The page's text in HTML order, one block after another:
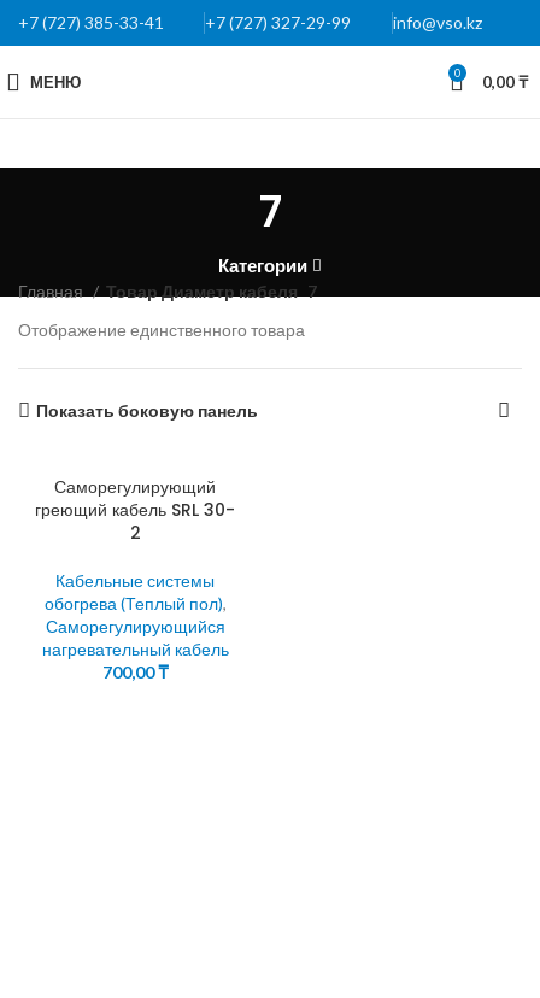
+7 (727) 385-33-41 +7 (727) 327-29-99 info@vso.kz
МЕНЮ 0 0,00₸
7
Категории
Главная Товар Диаметр кабеля 7
Отображение единственного товара
Показать боковую панель
Саморегулирующий
греющий кабель SRL 30-
2
Кабельные системы
обогрева (Теплый пол),
Саморегулирующийся
нагревательный кабель
700,00₸